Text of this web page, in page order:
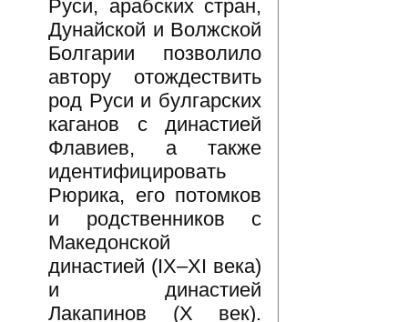
Руси, арабских стран,
Дунайской и Волжской
Болгарии позволило
автору отождествить
род Руси и булгарских
каганов с династией
Флавиев, а также
идентифицировать
Рюрика, его потомков
и родственников с
Македонской
династией (IX–XI века)
и династией
Лакапинов (X век).